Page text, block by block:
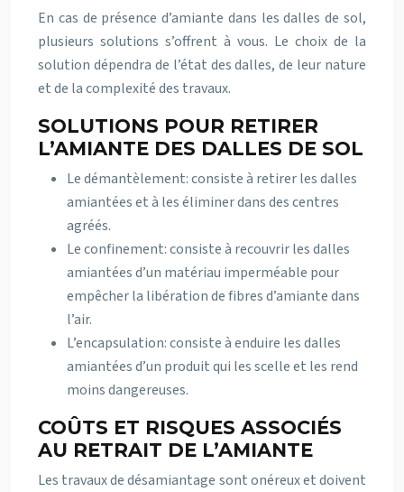
En cas de présence d’amiante dans les dalles de sol,
plusieurs solutions s’offrent à vous. Le choix de la
solution dépendra de l’état des dalles, de leur nature
et de la complexité des travaux.
SOLUTIONS POUR RETIRER
L’AMIANTE DES DALLES DE SOL
Le démantèlement: consiste à retirer les dalles
amiantées et à les éliminer dans des centres
agréés.
Le confinement: consiste à recouvrir les dalles
amiantées d’un matériau imperméable pour
empêcher la libération de fibres d’amiante dans
l’air.
L’encapsulation: consiste à enduire les dalles
amiantées d’un produit qui les scelle et les rend
moins dangereuses.
COÛTS ET RISQUES ASSOCIÉS
AU RETRAIT DE L’AMIANTE
Les travaux de désamiantage sont onéreux et doivent